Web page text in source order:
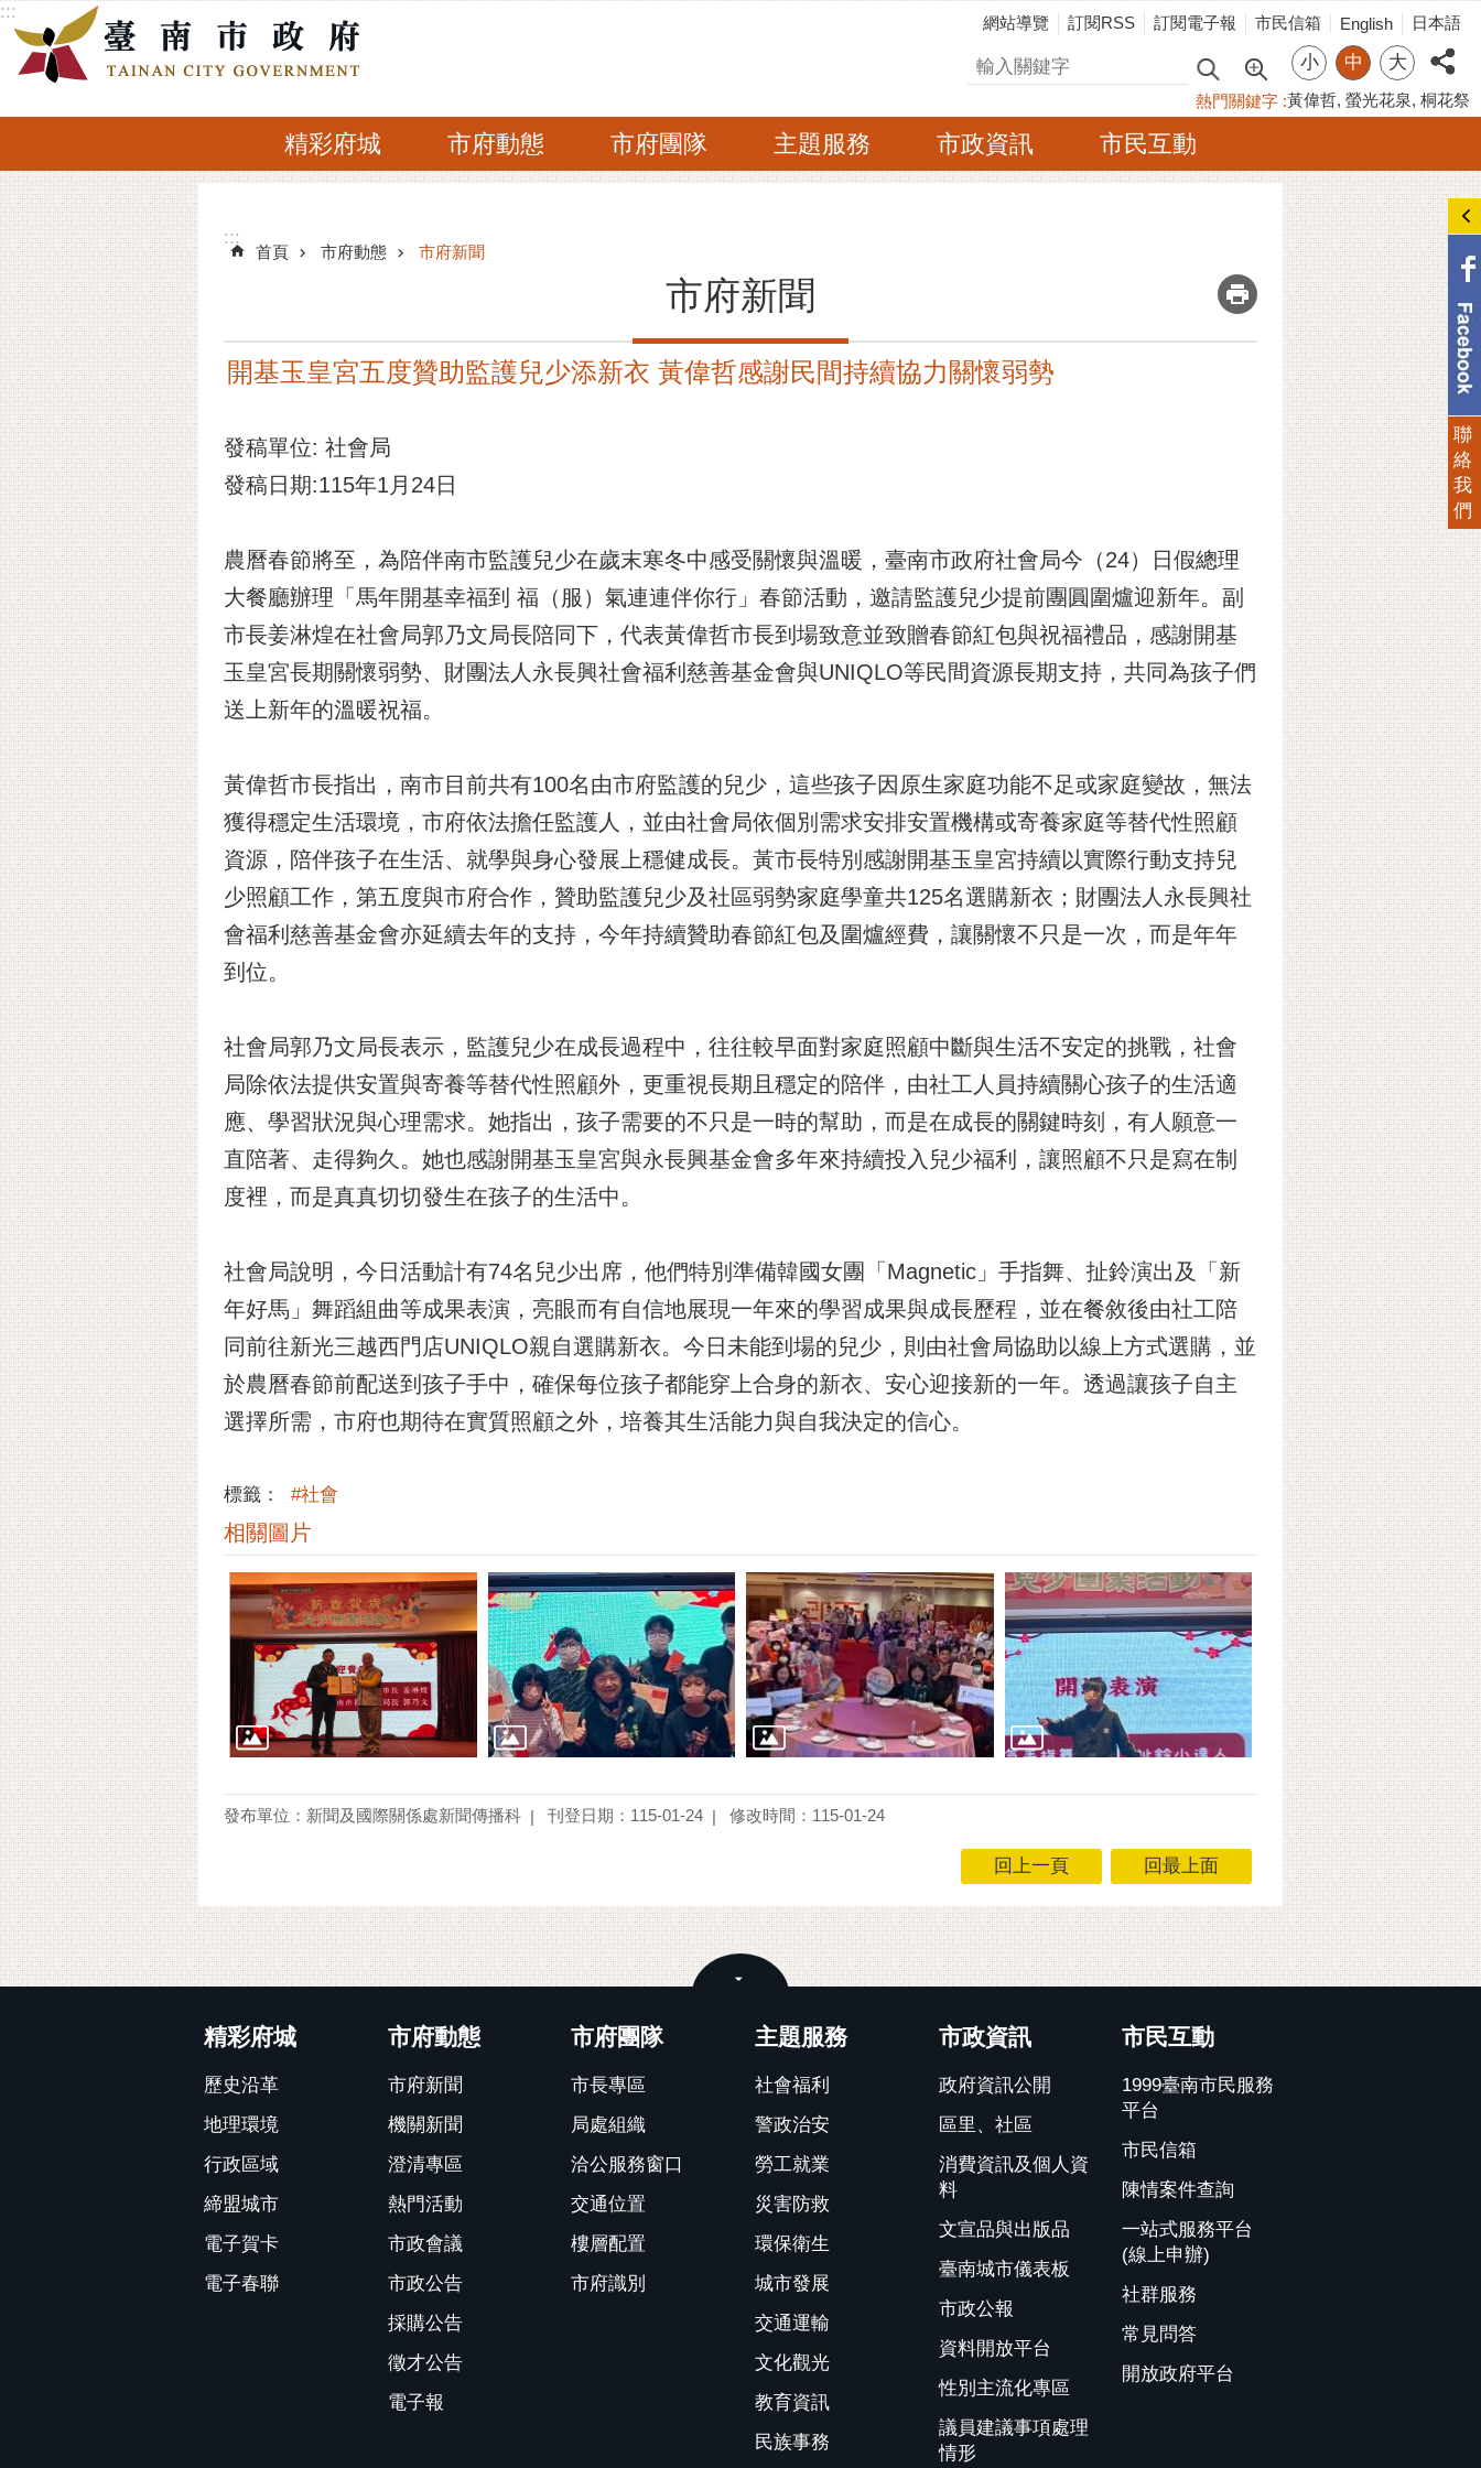
跳到主要內容區塊
:::
網站導覽 訂閱RSS 訂閱電子報 市民信箱 English 日本語
搜尋 小 中 大
熱門關鍵字 黃偉哲 螢光花泉 桐花祭
精彩府城 市府動態 市府團隊 主題服務 市政資訊 市民互動
:::
:::
首頁 市府動態 市府新聞
市府新聞 _
開基玉皇宮五度贊助監護兒少添新衣 黃偉哲感謝民間持續協力關懷弱勢
發稿單位: 社會局
發稿日期:115年1月24日
農曆春節將至，為陪伴南市監護兒少在歲末寒冬中感受關懷與溫暖，臺南市政府社會局今（24）日假總理
大餐廳辦理「馬年開基幸福到 福（服）氣連連伴你行」春節活動，邀請監護兒少提前團圓圍爐迎新年。副
市長姜淋煌在社會局郭乃文局長陪同下，代表黃偉哲市長到場致意並致贈春節紅包與祝福禮品，感謝開基
玉皇宮長期關懷弱勢、財團法人永長興社會福利慈善基金會與UNIQLO等民間資源長期支持，共同為孩子們
送上新年的溫暖祝福。
黃偉哲市長指出，南市目前共有100名由市府監護的兒少，這些孩子因原生家庭功能不足或家庭變故，無法
獲得穩定生活環境，市府依法擔任監護人，並由社會局依個別需求安排安置機構或寄養家庭等替代性照顧
資源，陪伴孩子在生活、就學與身心發展上穩健成長。黃市長特別感謝開基玉皇宮持續以實際行動支持兒
少照顧工作，第五度與市府合作，贊助監護兒少及社區弱勢家庭學童共125名選購新衣；財團法人永長興社
會福利慈善基金會亦延續去年的支持，今年持續贊助春節紅包及圍爐經費，讓關懷不只是一次，而是年年
到位。
社會局郭乃文局長表示，監護兒少在成長過程中，往往較早面對家庭照顧中斷與生活不安定的挑戰，社會
局除依法提供安置與寄養等替代性照顧外，更重視長期且穩定的陪伴，由社工人員持續關心孩子的生活適
應、學習狀況與心理需求。她指出，孩子需要的不只是一時的幫助，而是在成長的關鍵時刻，有人願意一
直陪著、走得夠久。她也感謝開基玉皇宮與永長興基金會多年來持續投入兒少福利，讓照顧不只是寫在制
度裡，而是真真切切發生在孩子的生活中。
社會局說明，今日活動計有74名兒少出席，他們特別準備韓國女團「Magnetic」手指舞、扯鈴演出及「新
年好馬」舞蹈組曲等成果表演，亮眼而有自信地展現一年來的學習成果與成長歷程，並在餐敘後由社工陪
同前往新光三越西門店UNIQLO親自選購新衣。今日未能到場的兒少，則由社會局協助以線上方式選購，並
於農曆春節前配送到孩子手中，確保每位孩子都能穿上合身的新衣、安心迎接新的一年。透過讓孩子自主
選擇所需，市府也期待在實質照顧之外，培養其生活能力與自我決定的信心。
標籤： #社會
相關圖片
發布單位：新聞及國際關係處新聞傳播科 刊登日期：115-01-24 修改時間：115-01-24
回上一頁 回最上面
精彩府城
歷史沿革
地理環境
行政區域
締盟城市
電子賀卡
電子春聯
市府動態
市府新聞
機關新聞
澄清專區
熱門活動
市政會議
市政公告
採購公告
徵才公告
電子報
市府團隊
市長專區
局處組織
洽公服務窗口
交通位置
樓層配置
市府識別
主題服務
社會福利
警政治安
勞工就業
災害防救
環保衛生
城市發展
交通運輸
文化觀光
教育資訊
民族事務
市政資訊
政府資訊公開
區里、社區
消費資訊及個人資
料
文宣品與出版品
臺南城市儀表板
市政公報
資料開放平台
性別主流化專區
議員建議事項處理
情形
市民互動
1999臺南市民服務
平台
市民信箱
陳情案件查詢
一站式服務平台
(線上申辦)
社群服務
常見問答
開放政府平台
聯
絡
我
們